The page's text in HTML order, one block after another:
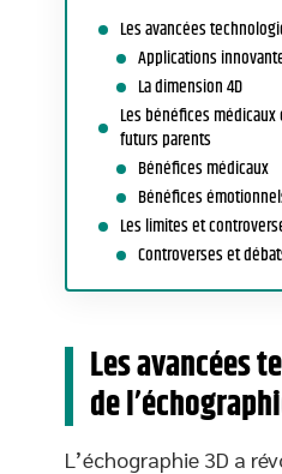
Les avancées
Applications
La dimension 4D
Les bénéfices
futurs parents
Bénéfices médicaux
Bénéfices
Les limites et
Controverses et
Les avancées
de
L’échographie 3D a